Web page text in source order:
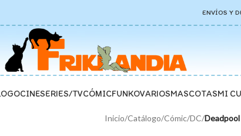
ENVÍOS Y
CINESERIES/TVCÓMICFUNKOVARIOSMASCOTASMI
Inicio/Catálogo/Cómic/DC/